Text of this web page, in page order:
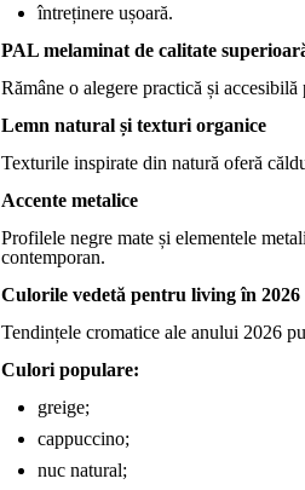
întreținere ușoară.
PAL melaminat de calitate
Rămâne o alegere practică și
Lemn natural și texturi organice
Texturile inspirate din natură oferă
Accente metalice
Profilele negre mate și elementele
contemporan.
Culorile vedetă pentru living în 2026
Tendințele cromatice ale anului 2026
Culori populare:
greige;
cappuccino;
nuc natural;